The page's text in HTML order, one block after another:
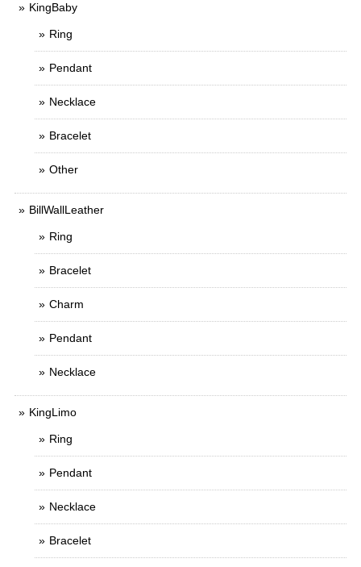
KingBaby
Ring
Pendant
Necklace
Bracelet
Other
BillWallLeather
Ring
Bracelet
Charm
Pendant
Necklace
KingLimo
Ring
Pendant
Necklace
Bracelet